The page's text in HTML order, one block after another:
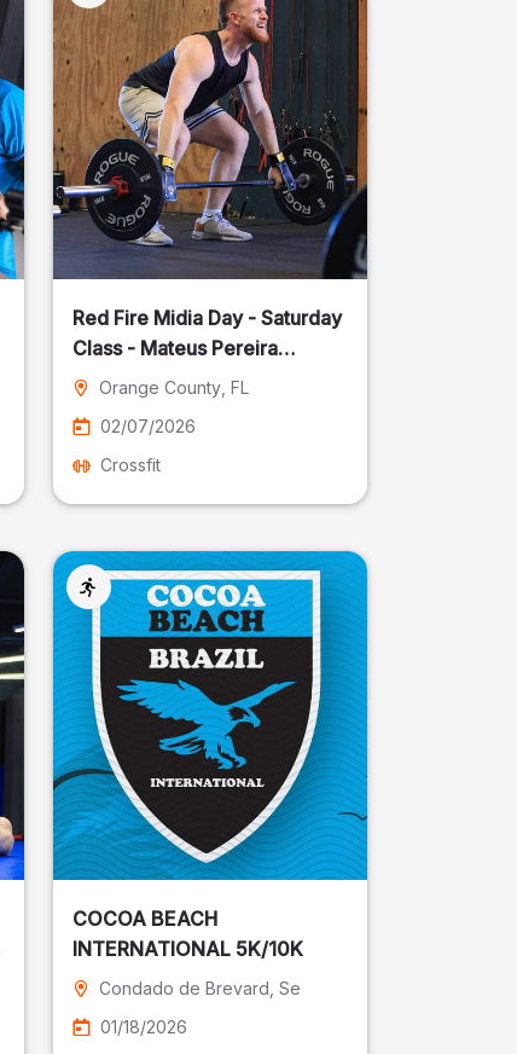
Red Fire Midia Day - Saturday
Class - Mateus Pereira
Fotografia
Orange County, FL
02/07/2026
Crossfit
COCOA BEACH
INTERNATIONAL 5K/10K
Condado de Brevard , Se
01/18/2026